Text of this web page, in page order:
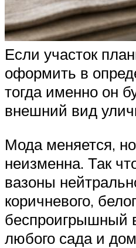
Если участок
оформить в
тогда именно он
внешний вид
Мода меняется,
неизменна. Так
вазоны
коричневого,
беспроигрышный
любого сада и